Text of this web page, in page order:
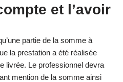
et l’avoir
partie de la somme à
la prestation a été réalisée
livrée. Le professionnel devra
mention de la somme ainsi